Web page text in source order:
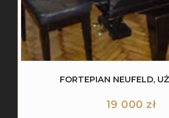
FORTEPIAN NEUFELD,
19 000 zł